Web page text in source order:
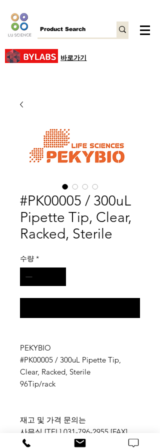
바로가기
#PK00005 / 300uL
Pipette Tip, Clear,
Racked, Sterile
수량 *
PEKYBIO
#PK00005 / 300uL Pipette Tip,
Clear, Racked, Sterile
96Tip/rack
재고 및 가격 문의는
사무실 [TEL] 031-796-2955 [FAX]
031-796-2956